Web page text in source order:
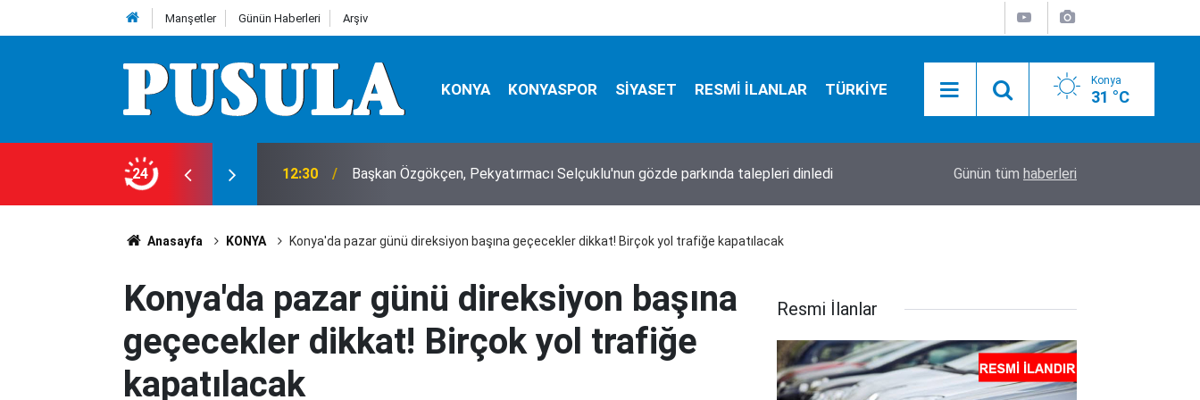
Manşetler Günün Haberleri Arşiv
KONYA KONYASPOR SİYASET RESMİ İLANLAR TÜRKİYE Konya
31 °C
24 12:30 Başkan Özgökçen, Pekyatırmacı Selçuklu'nun gözde parkında talepleri dinledi Konya’da 1 kişinin öldüğü, 10 kişinin
Günün tüm haberleri
Anasayfa KONYA Konya'da pazar günü direksiyon başına geçecekler dikkat! Birçok yol trafiğe kapatılacak
Konya'da pazar günü direksiyon başına
geçecekler dikkat! Birçok yol trafiğe
kapatılacak
Resmi İlanlar